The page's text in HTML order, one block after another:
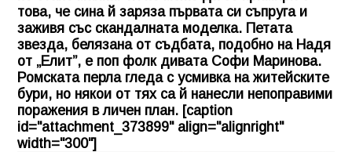
това, че сина й заряза първата си съпруга и
заживя със скандалната моделка. Петата
звезда, белязана от съдбата, подобно на Надя
от „Елит”, е поп фолк дивата Софи Маринова.
Ромската перла гледа с усмивка на житейските
бури, но някои от тях са й нанесли непоправими
поражения в личен план. [caption
id="attachment_373899" align="alignright"
width="300"]